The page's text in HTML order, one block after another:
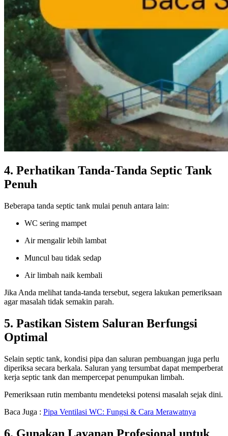
4. Perhatikan Tanda-Tanda Septic Tank
Penuh
Beberapa tanda septic tank mulai penuh antara lain:
WC sering mampet
Air mengalir lebih lambat
Muncul bau tidak sedap
Air limbah naik kembali
Jika Anda melihat tanda-tanda tersebut, segera lakukan pemeriksaan
agar masalah tidak semakin parah.
5. Pastikan Sistem Saluran Berfungsi
Optimal
Selain septic tank, kondisi pipa dan saluran pembuangan juga perlu
diperiksa secara berkala. Saluran yang tersumbat dapat memperberat
kerja septic tank dan mempercepat penumpukan limbah.
Pemeriksaan rutin membantu mendeteksi potensi masalah sejak dini.
Baca Juga : Pipa Ventilasi WC: Fungsi & Cara Merawatnya
6. Gunakan Layanan Profesional untuk